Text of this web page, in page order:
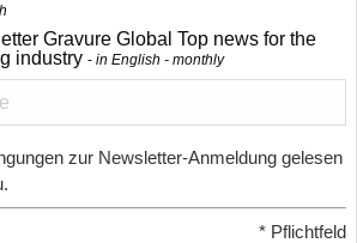
Gravure Global Top news for the
industry
in English - monthly
zur Newsletter-Anmeldung gelesen
* Pflichtfeld